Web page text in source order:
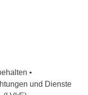
•
und Dienste